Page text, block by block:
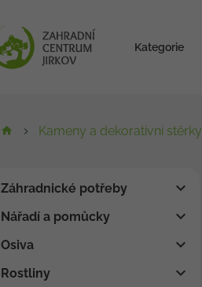
Kategorie
Kameny a dekorativní stěrky
Záhradnické potřeby
Nářadí a pomůcky
Osiva
Rostliny